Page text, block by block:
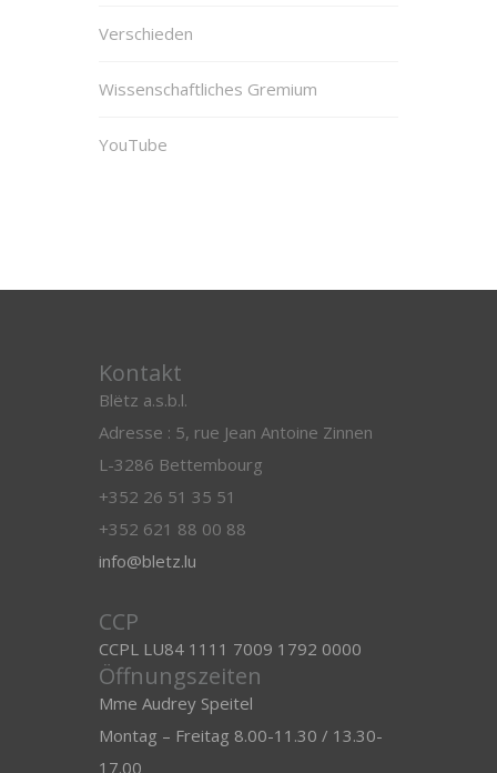
Verschieden
Wissenschaftliches Gremium
YouTube
Kontakt
Blëtz a.s.b.l.
Adresse : 5, rue Jean Antoine Zinnen
L-3286 Bettembourg
+352 26 51 35 51
+352 621 88 00 88
info@bletz.lu
CCP
CCPL LU84 1111 7009 1792 0000
Öffnungszeiten
Mme Audrey Speitel
Montag – Freitag 8.00-11.30 / 13.30-
17.00